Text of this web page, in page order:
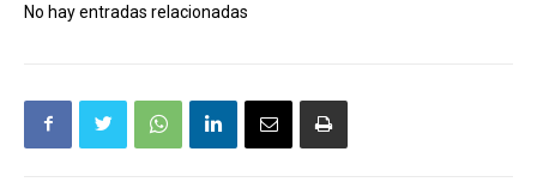
No hay entradas relacionadas